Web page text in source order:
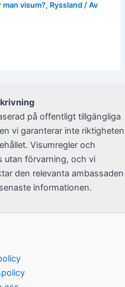
man visum?, Ryssland / Av
på offentligt tillgängliga
vi garanterar inte riktigheten
Visumregler och
utan förvarning, och vi
den relevanta ambassaden
informationen.